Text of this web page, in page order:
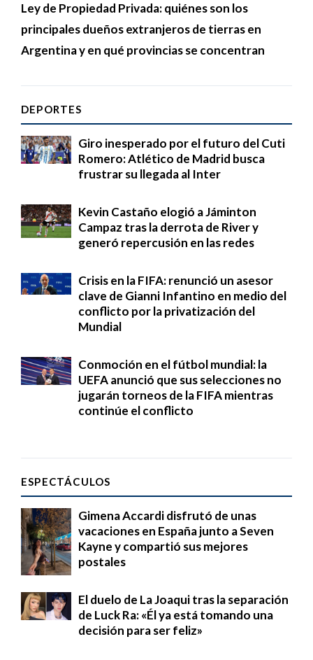
Ley de Propiedad Privada: quiénes son los
principales dueños extranjeros de tierras en
Argentina y en qué provincias se concentran
DEPORTES
Giro inesperado por el futuro del Cuti
Romero: Atlético de Madrid busca
frustrar su llegada al Inter
Kevin Castaño elogió a Jáminton
Campaz tras la derrota de River y
generó repercusión en las redes
Crisis en la FIFA: renunció un asesor
clave de Gianni Infantino en medio del
conflicto por la privatización del
Mundial
Conmoción en el fútbol mundial: la
UEFA anunció que sus selecciones no
jugarán torneos de la FIFA mientras
continúe el conflicto
ESPECTÁCULOS
Gimena Accardi disfrutó de unas
vacaciones en España junto a Seven
Kayne y compartió sus mejores
postales
El duelo de La Joaqui tras la separación
de Luck Ra: «Él ya está tomando una
decisión para ser feliz»